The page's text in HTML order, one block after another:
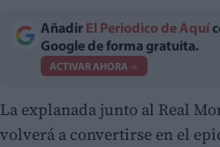
Añadir El Periodico de Aquí
Google de forma gratuita.
ACTIVAR AHORA
La explanada junto al Real
volverá a convertirse en el